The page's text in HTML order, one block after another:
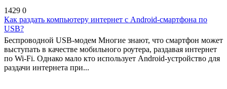
1429 0
Как раздать компьютеру интернет с Android-смартфона по
USB?
Беспроводной USB-модем Многие знают, что смартфон может
выступать в качестве мобильного роутера, раздавая интернет
по Wi-Fi. Однако мало кто использует Android-устройство для
раздачи интернета при...